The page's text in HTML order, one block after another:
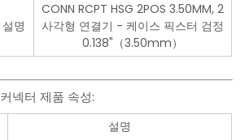
명
CONN RCPT HSG 2POS 3.50MM, 2
사각형 연결기 - 케이스 픽스터 검정
0.138"（3.50mm）
넥터 제품 속성:
설명